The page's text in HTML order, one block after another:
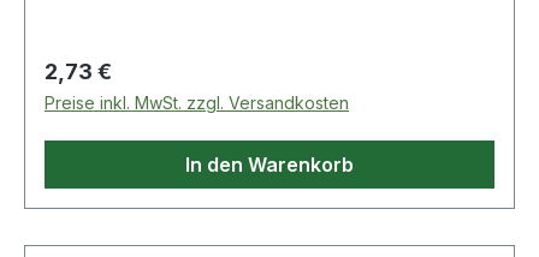
Regulärer Preis:
2,73 €
Preise inkl. MwSt. zzgl. Versandkosten
In den Warenkorb